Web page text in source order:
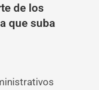
de los
que suba